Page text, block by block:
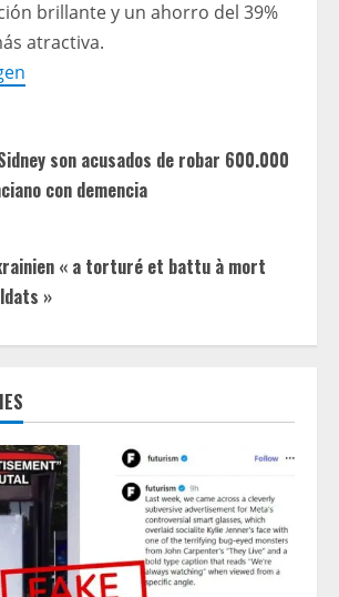
brillante y un ahorro del 39%
atractiva.
son acusados ​​de robar 600.000
con demencia
« a torturé et battu à mort
»